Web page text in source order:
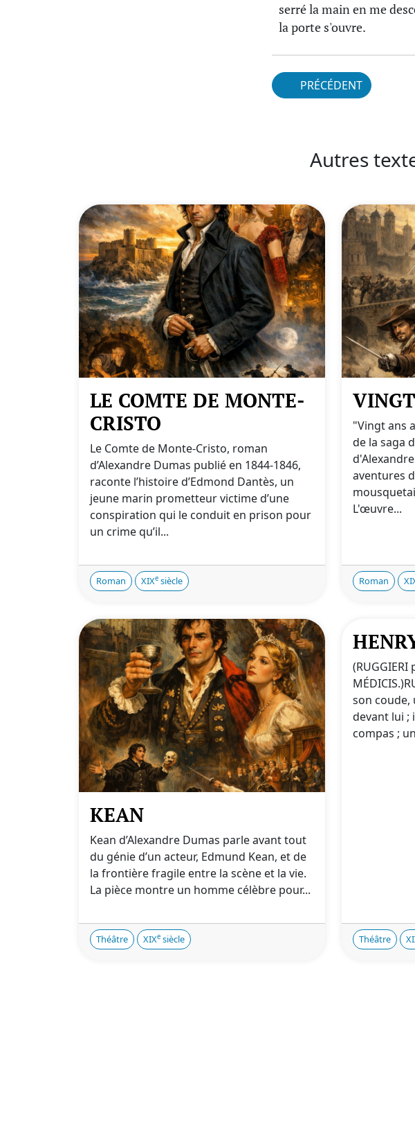
serré la main en me
la porte s'ouvre.
PRÉCÉDENT
Autres
LE COMTE DE MONTE-
CRISTO
Le Comte de Monte-Cristo, roman
d’Alexandre Dumas publié en 1844-1846,
raconte l’histoire d’Edmond Dantès, un
jeune marin prometteur victime d’une
conspiration qui le conduit en prison pour
un crime qu’il...
Roman XIXe siècle
"Vingt ans
de la saga
aventures
L'œuvre...
Roman
KEAN
Kean d’Alexandre Dumas parle avant tout
du génie d’un acteur, Edmund Kean, et de
la frontière fragile entre la scène et la vie.
La pièce montre un homme célèbre pour...
Théâtre XIXe siècle
(RUGGIERI
son
devant lui ;
compas ;
Théâtre